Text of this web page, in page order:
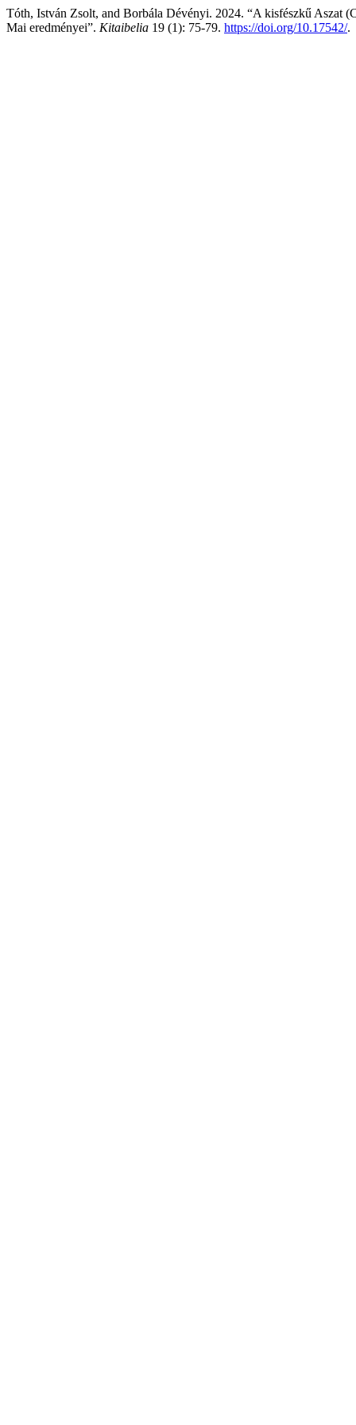
Tóth, István Zsolt, and Borbála Dévényi. 2024. “A kisfészkű Aszat
Mai eredményei”. Kitaibelia 19 (1): 75-79. https://doi.org/10.17542/.